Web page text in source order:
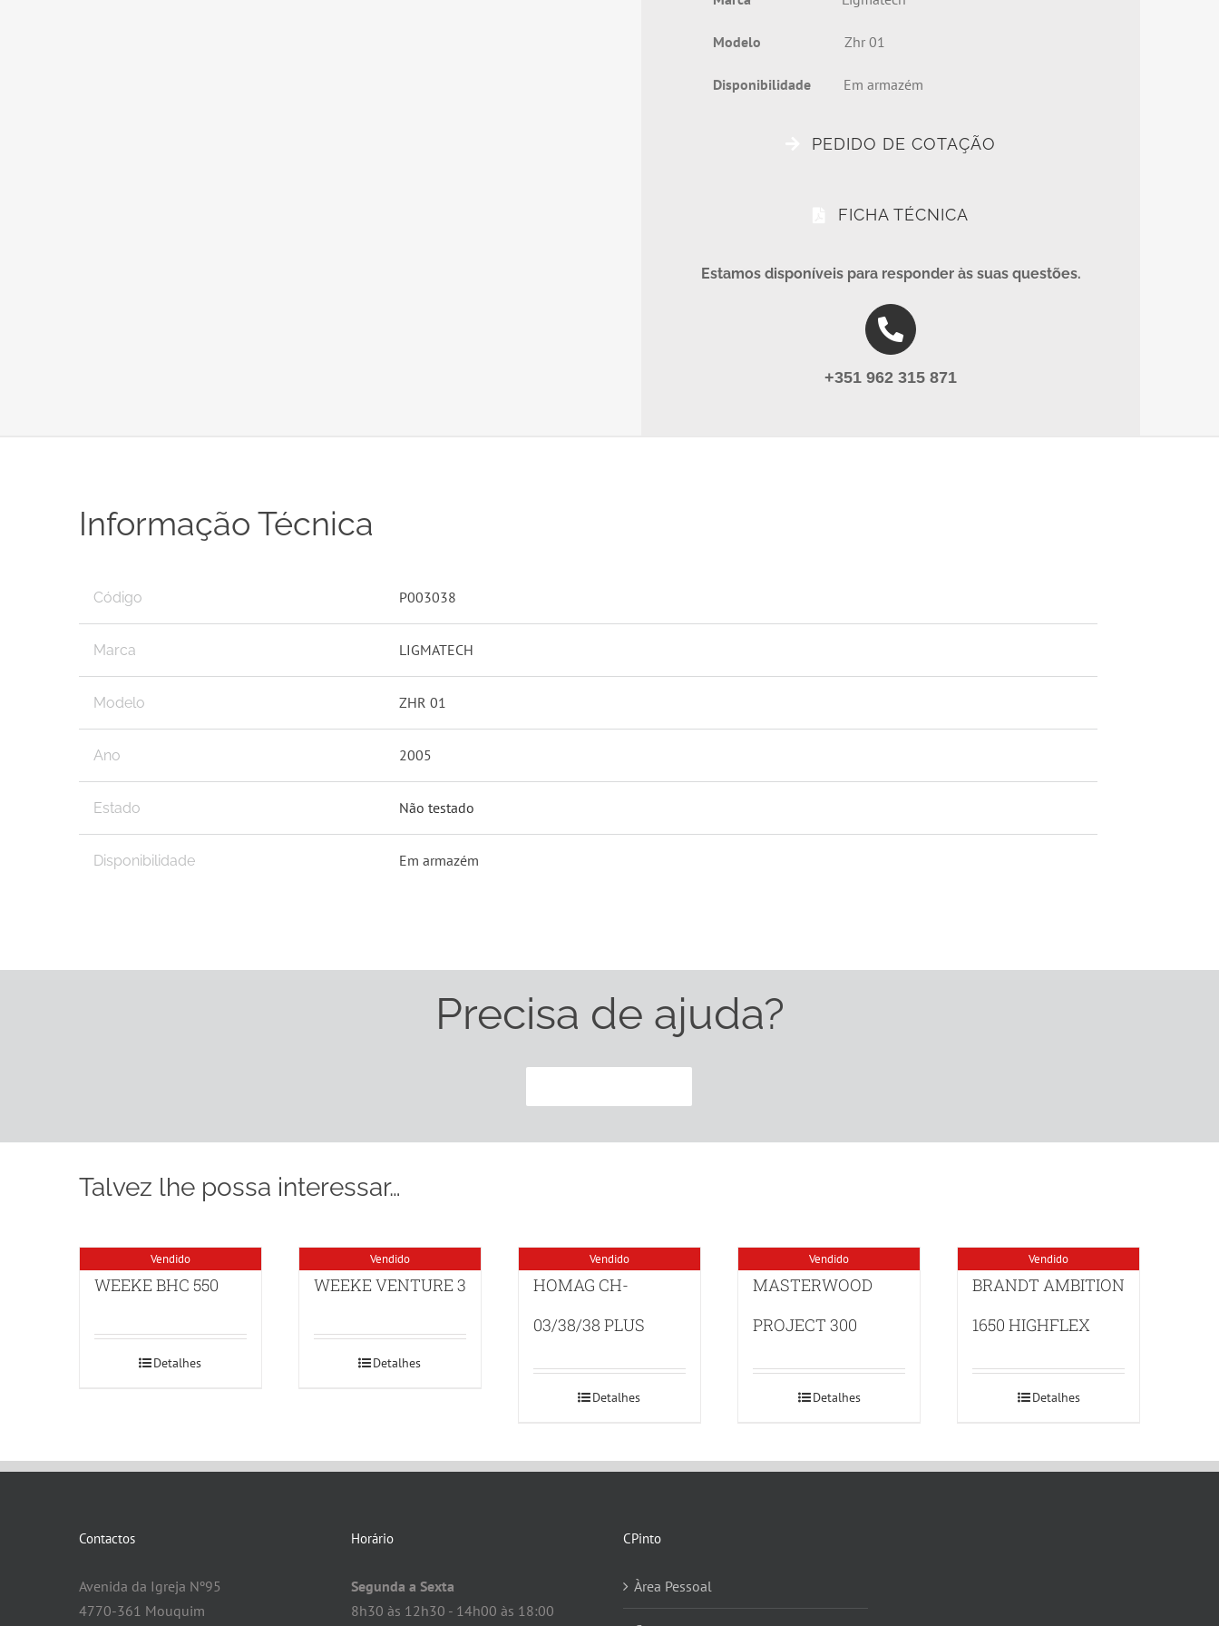
Modelo Zhr 01
Disponibilidade Em armazém
PEDIDO DE COTAÇÃO
FICHA TÉCNICA
Estamos disponíveis para responder às suas questões.
+351 962 315 871
Informação Técnica
Código P003038
Marca LIGMATECH
Modelo ZHR 01
Ano 2005
Estado Não testado
Disponibilidade Em armazém
Precisa de ajuda?
Talvez lhe possa interessar…
Vendido
WEEKE BHC 550
Detalhes
Vendido
WEEKE VENTURE 3
Detalhes
Vendido
HOMAG CH-
03/38/38 PLUS
Detalhes
Vendido
MASTERWOOD
PROJECT 300
Detalhes
Vendido
BRANDT AMBITION
1650 HIGHFLEX
Detalhes
Contactos
Avenida da Igreja Nº95
4770-361 Mouquim
Horário
Segunda a Sexta
8h30 às 12h30 - 14h00 às 18:00
CPinto
Àrea Pessoal